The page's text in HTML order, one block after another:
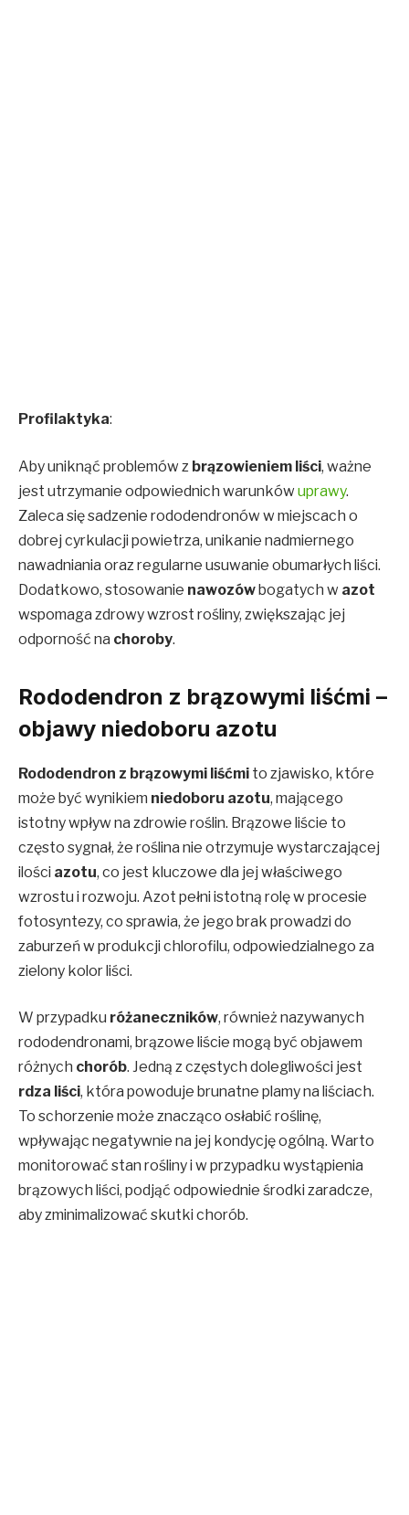
Profilaktyka:
Aby uniknąć problemów z brązowieniem liści, ważne
jest utrzymanie odpowiednich warunków uprawy.
Zaleca się sadzenie rododendronów w miejscach o
dobrej cyrkulacji powietrza, unikanie nadmiernego
nawadniania oraz regularne usuwanie obumarłych liści.
Dodatkowo, stosowanie nawozówbogatych w azot
wspomaga zdrowy wzrost rośliny, zwiększając jej
odporność na choroby.
Rododendron z brązowymi liśćmi –
objawy niedoboru azotu
Rododendron z brązowymi liśćmi to zjawisko, które
może być wynikiem niedoboru azotu, mającego
istotny wpływ na zdrowie roślin. Brązowe liście to
często sygnał, że roślina nie otrzymuje wystarczającej
ilości azotu, co jest kluczowe dla jej właściwego
wzrostu i rozwoju. Azot pełni istotną rolę w procesie
fotosyntezy, co sprawia, że jego brak prowadzi do
zaburzeń w produkcji chlorofilu, odpowiedzialnego za
zielony kolor liści.
W przypadku różaneczników, również nazywanych
rododendronami, brązowe liście mogą być objawem
różnych chorób. Jedną z częstych dolegliwości jest
rdza liści, która powoduje brunatne plamy na liściach.
To schorzenie może znacząco osłabić roślinę,
wpływając negatywnie na jej kondycję ogólną. Warto
monitorować stan rośliny i w przypadku wystąpienia
brązowych liści, podjąć odpowiednie środki zaradcze,
aby zminimalizować skutki chorób.